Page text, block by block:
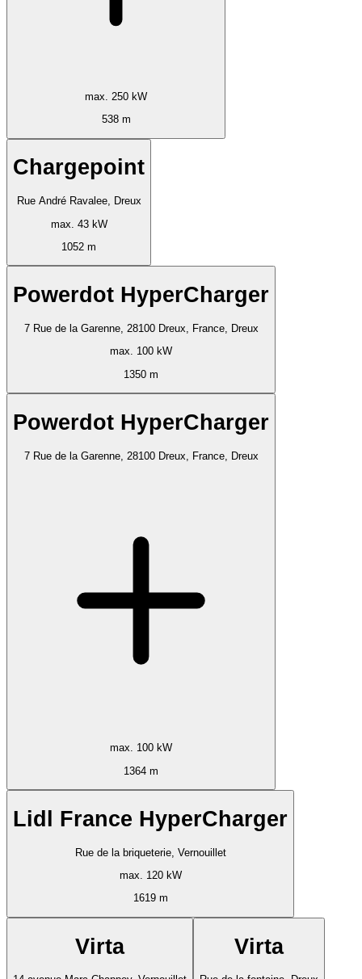
max. 250 kW
538 m
Chargepoint
Rue André Ravalee, Dreux
max. 43 kW
1052 m
Powerdot HyperCharger
7 Rue de la Garenne, 28100 Dreux, France, Dreux
max. 100 kW
1350 m
Powerdot HyperCharger
7 Rue de la Garenne, 28100 Dreux, France, Dreux
max. 100 kW
1364 m
Lidl France HyperCharger
Rue de la briqueterie, Vernouillet
max. 120 kW
1619 m
Virta Virta